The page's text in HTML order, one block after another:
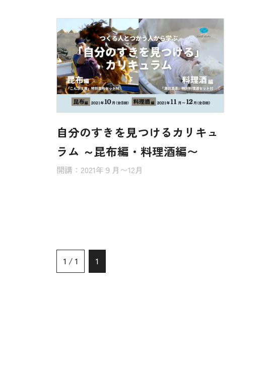
自分のすきを見つけるカリキュ
ラム ～昆布編・料理酒編〜
開講：2021年９月〜12月
1 / 1 1